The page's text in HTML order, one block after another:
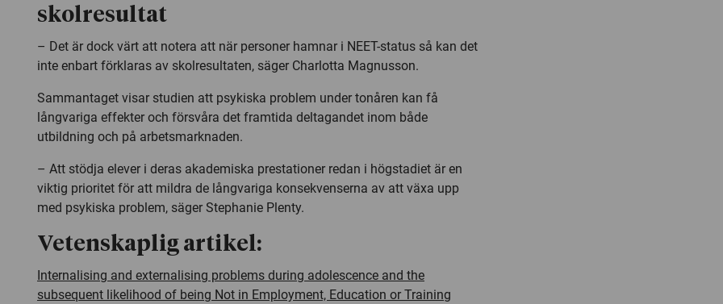
skolresultat
– Det är dock värt att notera att när personer hamnar i NEET-status så kan det
inte enbart förklaras av skolresultaten, säger Charlotta Magnusson.
Sammantaget visar studien att psykiska problem under tonåren kan få
långvariga effekter och försvåra det framtida deltagandet inom både
utbildning och på arbetsmarknaden.
– Att stödja elever i deras akademiska prestationer redan i högstadiet är en
viktig prioritet för att mildra de långvariga konsekvenserna av att växa upp
med psykiska problem, säger Stephanie Plenty.
Vetenskaplig artikel:
Internalising and externalising problems during adolescence and the
subsequent likelihood of being Not in Employment, Education or Training